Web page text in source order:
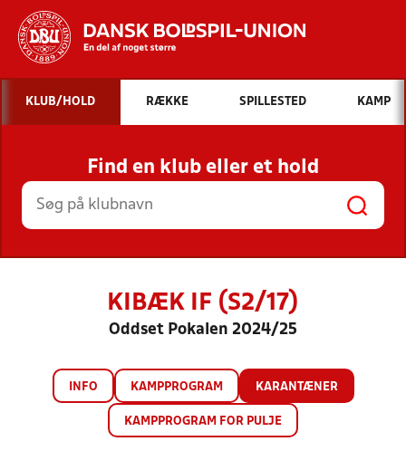
Hvad vil du søge efter?
INDHOLD OG NYHEDER
STILLINGER, RESULTATER, KLUBBER OG
HOLD
KLUB/HOLD RÆKKE SPILLESTED KAMP
Find en klub eller et hold
KIBÆK IF (S2/17)
Oddset Pokalen 2024/25
INFO KAMPPROGRAM KARANTÆNER
KAMPPROGRAM FOR PULJE